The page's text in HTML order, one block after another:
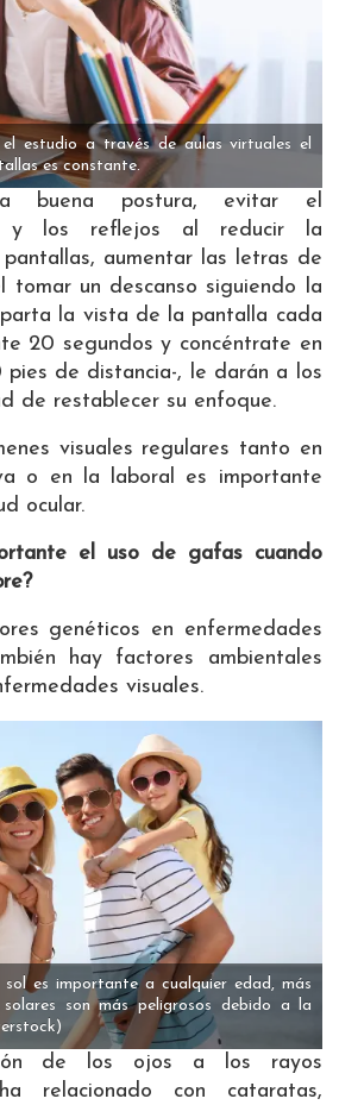
estudio a través de aulas virtuales el
es constante.
buena postura, evitar el
y los reflejos al reducir la
pantallas, aumentar las letras de
tomar un descanso siguiendo la
la vista de la pantalla cada
20 segundos y concéntrate en
de distancia-, le darán a los
de restablecer su enfoque.
visuales regulares tanto en
o en la laboral es importante
ocular.
el uso de gafas cuando
genéticos en enfermedades
hay factores ambientales
visuales.
es importante a cualquier edad, más
son más peligrosos debido a la
de los ojos a los rayos
relacionado con cataratas,